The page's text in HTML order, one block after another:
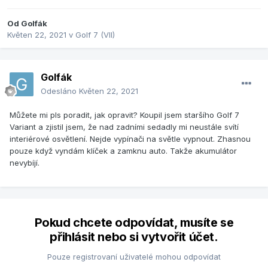
Od Golfák
Květen 22, 2021 v Golf 7 (VII)
Golfák
Odesláno Květen 22, 2021
Můžete mi pls poradit, jak opravit? Koupil jsem staršího Golf 7
Variant a zjistil jsem, že nad zadními sedadly mi neustále svítí
interiérové osvětlení. Nejde vypínači na světle vypnout. Zhasnou
pouze když vyndám klíček a zamknu auto. Takže akumulátor
nevybíjí.
Pokud chcete odpovídat, musíte se
přihlásit nebo si vytvořit účet.
Pouze registrovaní uživatelé mohou odpovídat